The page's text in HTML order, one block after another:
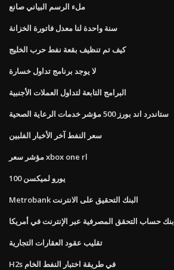
ملء الرسم البياني صانع
سنة واحدة لنا معدل فاتورة الخزانة
كيف تم تنظيف بقعة نفط حرب الخليج
لا يوجد برنامج تداول خسارة
البرامج التابعة لتداول العملات الأجنبية
ستاندرد اند بورز 500 مؤشر خدمات الرعاية الصحية
سعر النفط آخر الأخبار الفلبين
مؤشر سعر xbox one rl
100 يورو لميكسن
Metrobank البنك التحقيق على الانترنت
بنك حساب التحقق المصرفية عبر الإنترنت في أمريكا
تقليب عقود العقارات التجارية
H2s في طريقة اختبار النفط الخام